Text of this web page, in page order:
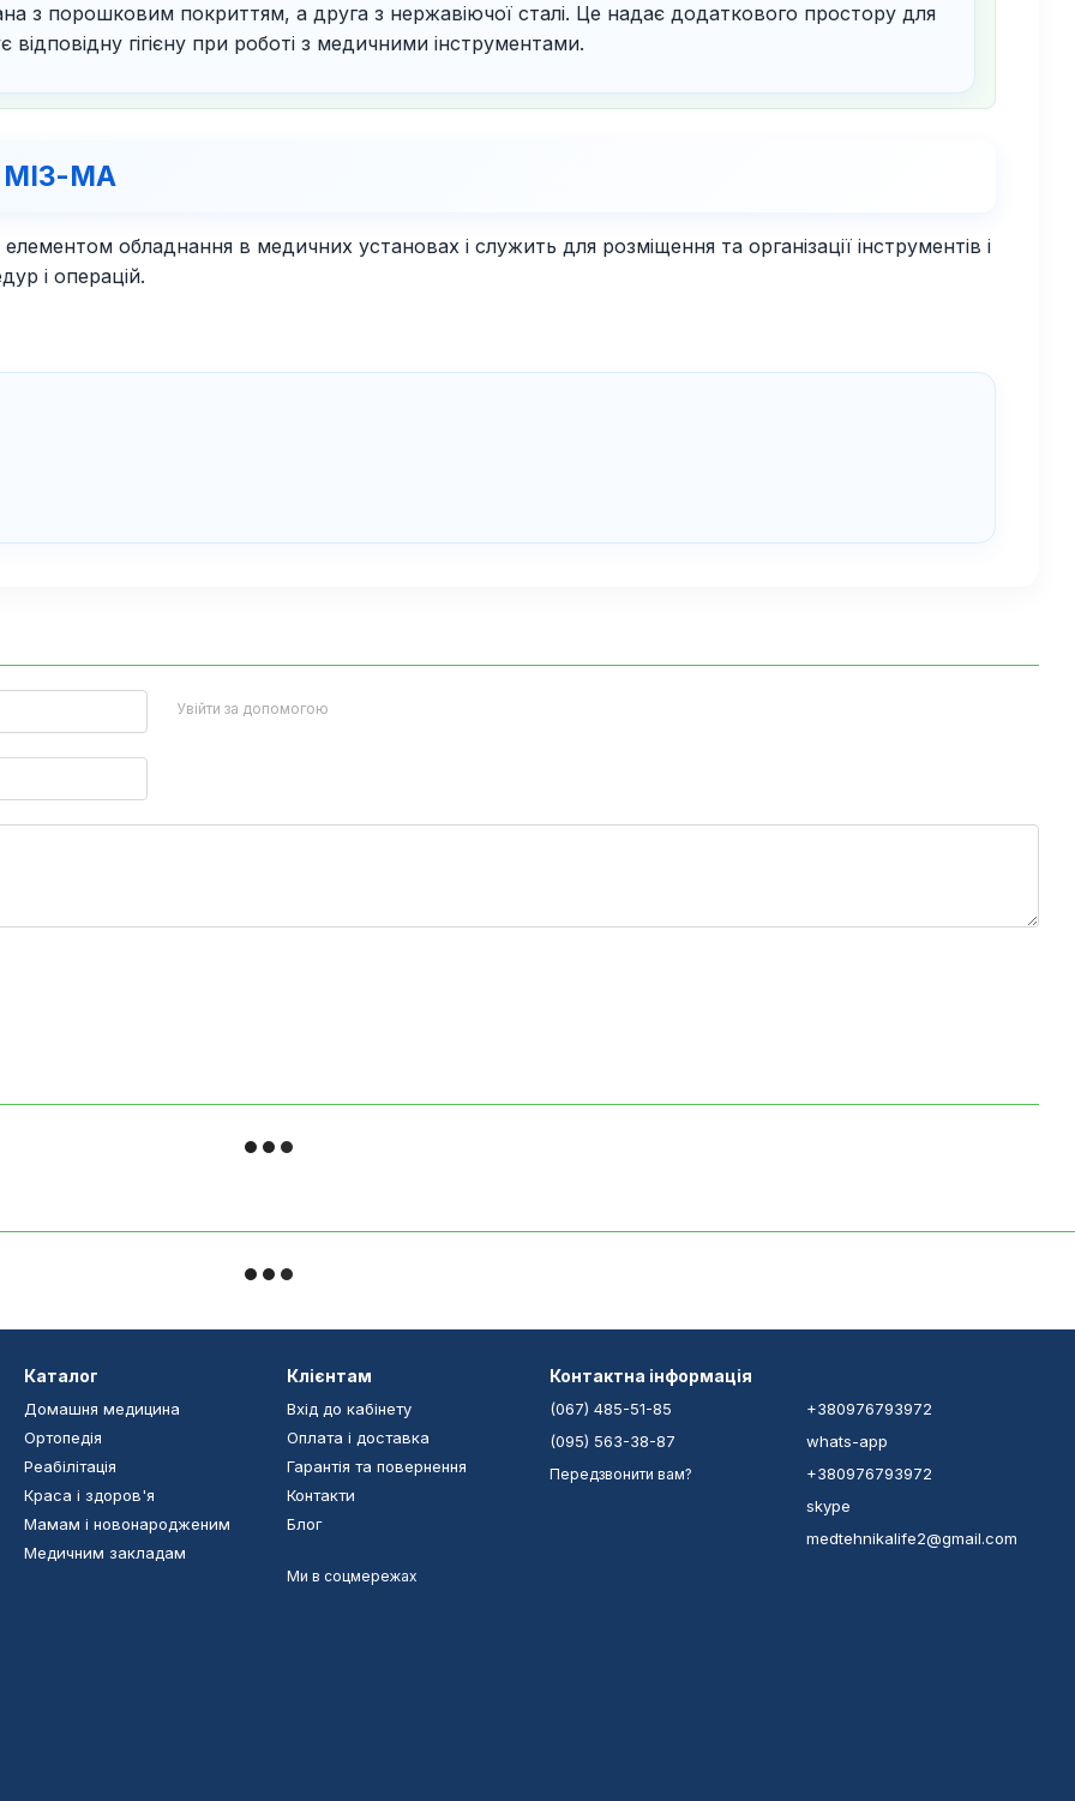
з порошковим покриттям, а друга з нержавіючої сталі. Це надає додаткового простору для
відповідну гігієну при роботі з медичними інструментами.
МІЗ-МА
обладнання в медичних установах і служить для розміщення та організації інструментів і
і операцій.
Увійти за допомогою
Каталог
Домашня медицина
Ортопедія
Реабілітація
Краса і здоров'я
Мамам і новонародженим
Медичним закладам
Клієнтам
Вхід до кабінету
Оплата і доставка
Гарантія та повернення
Контакти
Блог
Ми в соцмережах
Контактна інформація
(067) 485-51-85
(095) 563-38-87
Передзвонити вам?
+380976793972
whats-app
+380976793972
skype
medtehnikalife2@gmail.com